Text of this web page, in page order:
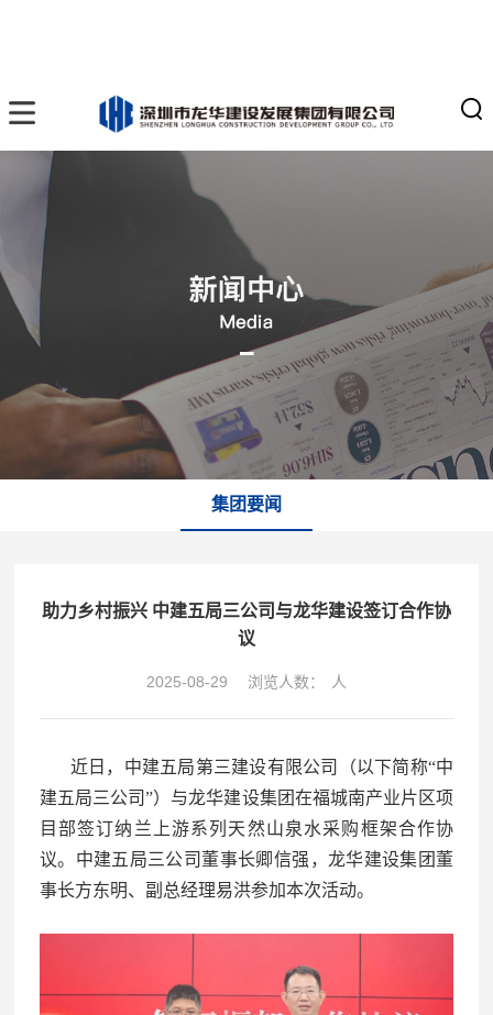
集团要闻
助力乡村振兴 中建五局三公司与龙华建设签订合作协
议
2025-08-29 浏览人数： 人
近日，中建五局第三建设有限公司（以下简称“中
建五局三公司”）与龙华建设集团在福城南产业片区项
目部签订纳兰上游系列天然山泉水采购框架合作协
议。中建五局三公司董事长卿信强，龙华建设集团董
事长方东明、副总经理易洪参加本次活动。